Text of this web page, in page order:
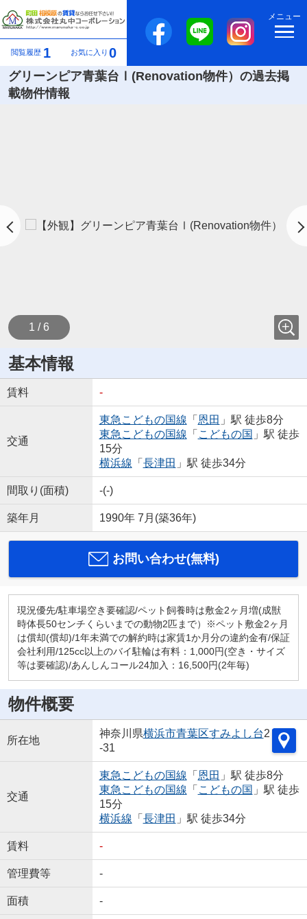
閲覧履歴 1 お気に入り 0
メニュー
グリーンピア青葉台Ⅰ(Renovation物件）の過去掲
載物件情報
1 / 6
基本情報
賃料 -
交通
東急こどもの国線 「 恩田 」駅 徒歩8分
東急こどもの国線 「 こどもの国 」駅 徒歩
15分
横浜線 「 長津田 」駅 徒歩34分
間取り(面積) -(-)
築年月 1990年 7月(築36年)
お問い合わせ(無料)
現況優先/駐車場空き要確認/ペット飼養時は敷金2ヶ月増(成獣
時体長50センチくらいまでの動物2匹まで）※ペット敷金2ヶ月
は償却(償却)/1年未満での解約時は家賃1か月分の違約金有/保証
会社利用/125cc以上のバイ駐輪は有料：1,000円(空き・サイズ
等は要確認)/あんしんコール24加入：16,500円(2年毎)
物件概要
所在地
神奈川県横浜市青葉区すみよし台2
-31
交通
東急こどもの国線 「 恩田 」駅 徒歩8分
東急こどもの国線 「 こどもの国 」駅 徒歩
15分
横浜線 「 長津田 」駅 徒歩34分
賃料 -
管理費等 -
面積 -